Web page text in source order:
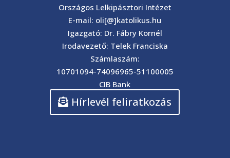
Országos Lelkipásztori Intézet
E-mail: oli[@]katolikus.hu
Igazgató: Dr. Fábry Kornél
Irodavezető: Telek Franciska
Számlaszám:
10701094-74096965-51100005
CIB Bank
Hírlevél feliratkozás